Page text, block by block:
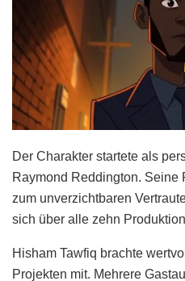
Der Charakter startete als
Raymond Reddington. Seine
zum unverzichtbaren
sich über alle zehn
Hisham Tawfiq brachte
Projekten mit. Mehrere